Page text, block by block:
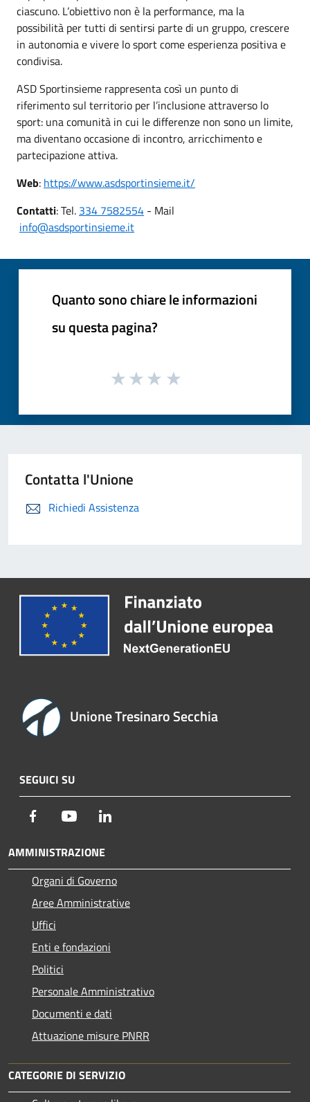
ciascuno. L’obiettivo non è la performance, ma la
possibilità per tutti di sentirsi parte di un gruppo, crescere
in autonomia e vivere lo sport come esperienza positiva e
condivisa.
ASD Sportinsieme rappresenta così un punto di
riferimento sul territorio per l’inclusione attraverso lo
sport: una comunità in cui le differenze non sono un limite,
ma diventano occasione di incontro, arricchimento e
partecipazione attiva.
Web: https://www.asdsportinsieme.it/
Contatti: Tel. 334 7582554 - Mail
info@asdsportinsieme.it
Quanto sono chiare le informazioni
su questa pagina?
Contatta l'Unione
Richiedi Assistenza
Unione Tresinaro Secchia
SEGUICI SU
Facebook Youtube
AMMINISTRAZIONE
Organi di Governo
Aree Amministrative
Uffici
Enti e fondazioni
Politici
Personale Amministrativo
Documenti e dati
Attuazione misure PNRR
CATEGORIE DI SERVIZIO